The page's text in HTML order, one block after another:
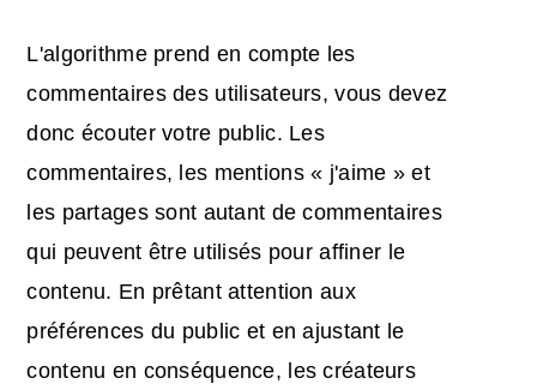
L'algorithme prend en compte les
commentaires des utilisateurs, vous devez
donc écouter votre public. Les
commentaires, les mentions « j'aime » et
les partages sont autant de commentaires
qui peuvent être utilisés pour affiner le
contenu. En prêtant attention aux
préférences du public et en ajustant le
contenu en conséquence, les créateurs